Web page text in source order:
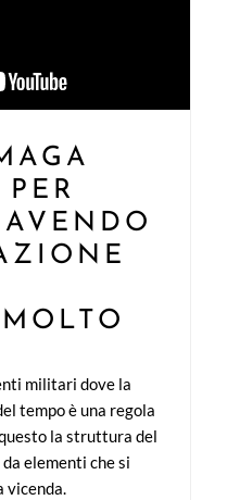
militari dove la
tempo è una regola
la struttura del
elementi che si
vicenda.